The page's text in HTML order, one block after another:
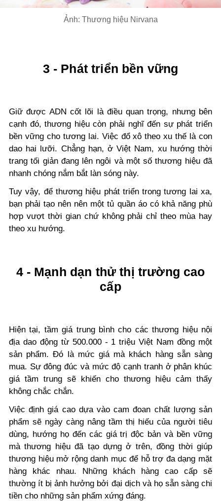
Ảnh: Thương hiệu Nirvana
3 - Phát triển bền vững
Giữ được ADN cốt lõi là điều quan trọng, nhưng bên
cạnh đó, thương hiệu còn phải nghĩ đến sự phát triển
bền vững cho tương lai. Việc đổ xô theo xu thế là con
dao hai lưỡi. Chẳng hạn, ở Việt Nam, xu hướng thời
trang tối giản đang lên ngôi và một số thương hiệu đã
nhanh chóng nắm bắt làn sóng này.
Tuy vậy, để thương hiệu phát triển trong tương lai xa,
bạn phải tạo nên nên một tủ quần áo có khả năng phù
hợp vượt thời gian chứ không phải chỉ theo mùa hay
theo xu hướng.
4 - Mạnh dạn thử thị trường cao
cấp
Hiện tại, tầm giá trung bình cho các thương hiệu nội
địa dao động từ 500.000 - 1 triệu Việt Nam đồng một
sản phẩm. Đó là mức giá mà khách hàng sẵn sàng
mua. Sự đông đúc và mức độ cạnh tranh ở phân khúc
giá tầm trung sẽ khiến cho thương hiệu cảm thấy
không chắc chắn.
Việc định giá cao dựa vào cam đoan chất lượng sản
phẩm sẽ ngày càng nâng tầm thị hiếu của người tiêu
dùng, hướng họ đến các giá trị độc bản và bền vững
mà thương hiệu đã tạo dựng ở trên, đồng thời giúp
thương hiệu mở rộng danh mục để hỗ trợ đa dạng mặt
hàng khác nhau. Những khách hàng cao cấp sẽ
thường ít bị ảnh hưởng bởi đại dịch và họ sẵn sàng chi
tiền cho những sản phẩm xứng đáng.